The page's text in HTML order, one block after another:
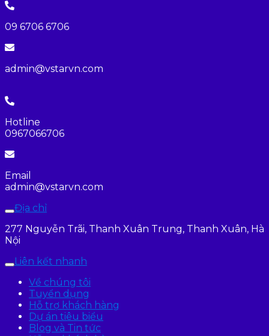
09 6706 6706
admin@vstarvn.com
Hotline
0967066706
Email
admin@vstarvn.com
Địa chỉ
277 Nguyễn Trãi, Thanh Xuân Trung, Thanh Xuân, Hà
Nội
Liên kết nhanh
Về chúng tôi
Tuyển dụng
Hỗ trợ khách hàng
Dự án tiêu biểu
Blog và Tin tức